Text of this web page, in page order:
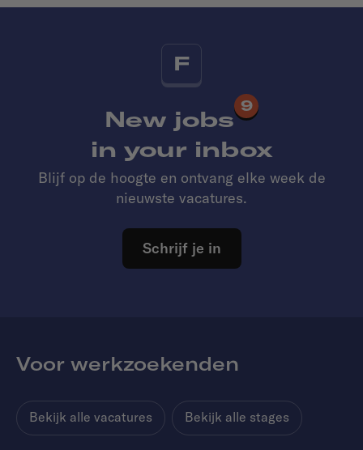
F
New jobs
9
in your inbox
Blijf op de hoogte en ontvang elke week de
nieuwste vacatures.
Schrijf je in
Voor werkzoekenden
Bekijk alle vacatures Bekijk alle stages